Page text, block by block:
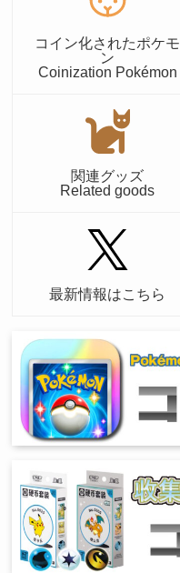
コイン化されたポケモ
ン
Coinization Pokémon
関連グッズ
Related goods
最新情報はこちら